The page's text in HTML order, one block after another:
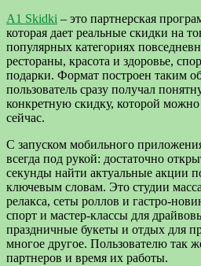
A1 Skidki – это партнерская
которая дает реальные скидки на
популярных категориях
рестораны, красота и здоровье,
подарки. Формат построен таким
пользователь сразу получал
конкретную скидку, которой можно
сейчас.
С запуском мобильного
всегда под рукой: достаточно
секунды найти актуальные акции
ключевым словам. Это студии
релакса, сеты роллов и гастро-
спорт и мастер-классы для
праздничные букеты и отдых для
многое другое. Пользователю так
партнеров и время их работы.